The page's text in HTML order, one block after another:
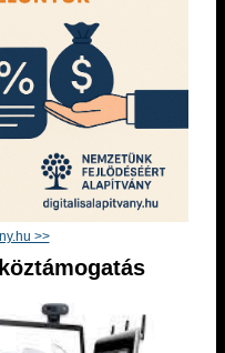
>>